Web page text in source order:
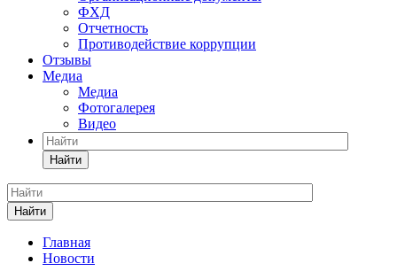
ФХД
Отчетность
Противодействие коррупции
Отзывы
Медиа
Медиа
Фотогалерея
Видео
Найти
Найти
Главная
Новости